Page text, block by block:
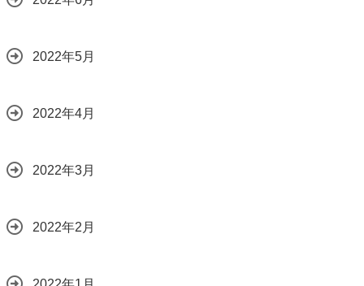
2022年5月
2022年4月
2022年3月
2022年2月